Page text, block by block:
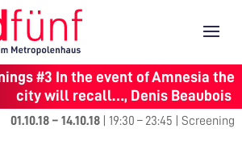
#3 In the event of Amnesia the
city will recall…, Denis Beaubois
01.10.18 – 14.10.18 19:30 – 23:45 |Screening